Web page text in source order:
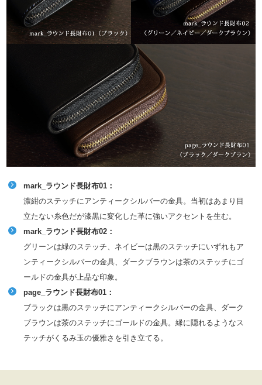
mark_ラウンド長財布01：
濃紺のステッチにアンティークシルバーの金具。当初はあまり目
立たない糸色だが漆黒に変化した革に強いアクセントを生む。
mark_ラウンド長財布02：
グリーンは緑のステッチ、ネイビーは黒のステッチにいずれもア
ンティークシルバーの金具、ダークブラウンは茶のステッチにゴ
ールドの金具が上品な印象。
page_ラウンド長財布01：
ブラックは黒のステッチにアンティークシルバーの金具、ダーク
ブラウンは茶のステッチにゴールドの金具。縁に隠れるようなス
テッチがくるみ玉の優雅さを引き立てる。